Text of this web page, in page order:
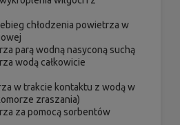
chłodzenia powietrza w
parą wodną nasyconą suchą
wodą całkowicie
w trakcie kontaktu z wodą w
zraszania)
za pomocą sorbentów